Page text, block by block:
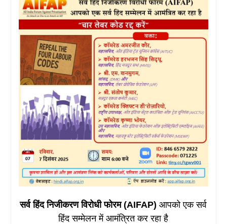
सर्व हिंद निजीकरण विरोधी फोरम (AIFAP)आपको एक सर्व
हिंद सम्मेलन में आमंत्रित कर रहा है